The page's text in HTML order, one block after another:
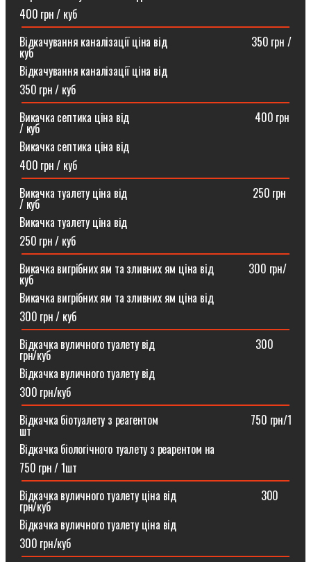
400 грн / куб
Відкачування каналізації ціна від ⠀⠀⠀⠀⠀⠀⠀⠀⠀⠀350 грн /
куб
Відкачування каналізації ціна від
350 грн / куб
Викачка септика ціна від ⠀⠀⠀⠀⠀⠀⠀⠀⠀⠀⠀⠀⠀⠀⠀400 грн
/ куб
Викачка септика ціна від
400 грн / куб
Викачка туалету ціна від ⠀⠀⠀⠀⠀⠀⠀⠀⠀⠀⠀⠀⠀⠀⠀250 грн
/ куб⠀
Викачка туалету ціна від
250 грн / куб
Викачка вигрібних ям та зливних ям ціна від ⠀⠀⠀⠀300 грн/
куб
Викачка вигрібних ям та зливних ям ціна від
300 грн / куб
Відкачка вуличного туалету від ⠀⠀⠀⠀⠀⠀⠀⠀⠀⠀⠀⠀300
грн/куб
Відкачка вуличного туалету від
300 грн/куб
Відкачка біотуалету з реагентом ⠀⠀⠀⠀⠀⠀⠀⠀⠀⠀⠀750 грн/1
шт
Відкачка біологічного туалету з реарентом на
750 грн / 1шт
Відкачка вуличного туалету ціна від ⠀⠀⠀⠀⠀⠀⠀⠀⠀⠀300
грн/куб
Відкачка вуличного туалету ціна від
300 грн/куб